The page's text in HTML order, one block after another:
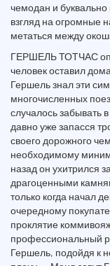
чемодан и буквально
взгляд на огромные
метаться между
ГЕРШЕЛЬ ТОТЧАС
человек оставил
Гершель знал эти
многочисленных
случалось забывать
давно уже запасся
своего дорожного
необходимому
назад он ухитрился
драгоценными
только когда начал
очередному
проклятие
профессиональный
Гершель, подойдя к